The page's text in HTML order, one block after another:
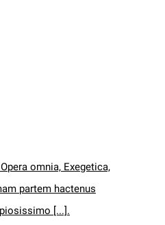
omnia, Exegetica,
partem hactenus
[...].